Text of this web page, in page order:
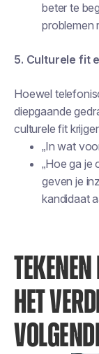
beter te
problemen
5. Culturele fit
Hoewel
diepgaande
culturele fit
„In wat
„Hoe ga je
geven je
kandidaat
HET